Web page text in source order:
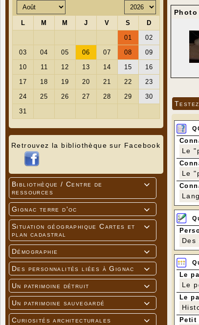
Retrouvez la bibliothèque sur Facebook

Bibliothèque / Centre de
ressources

Gignac terre d'oc

Situation géographique Cartes et
plan cadastral

Démographie

Des personnalités liées à Gignac

Un patrimoine détruit

Un patrimoine sauvegardé

Curiosités architecturales
Photo
Le
Le
Des
Le
Le
Le
Petit